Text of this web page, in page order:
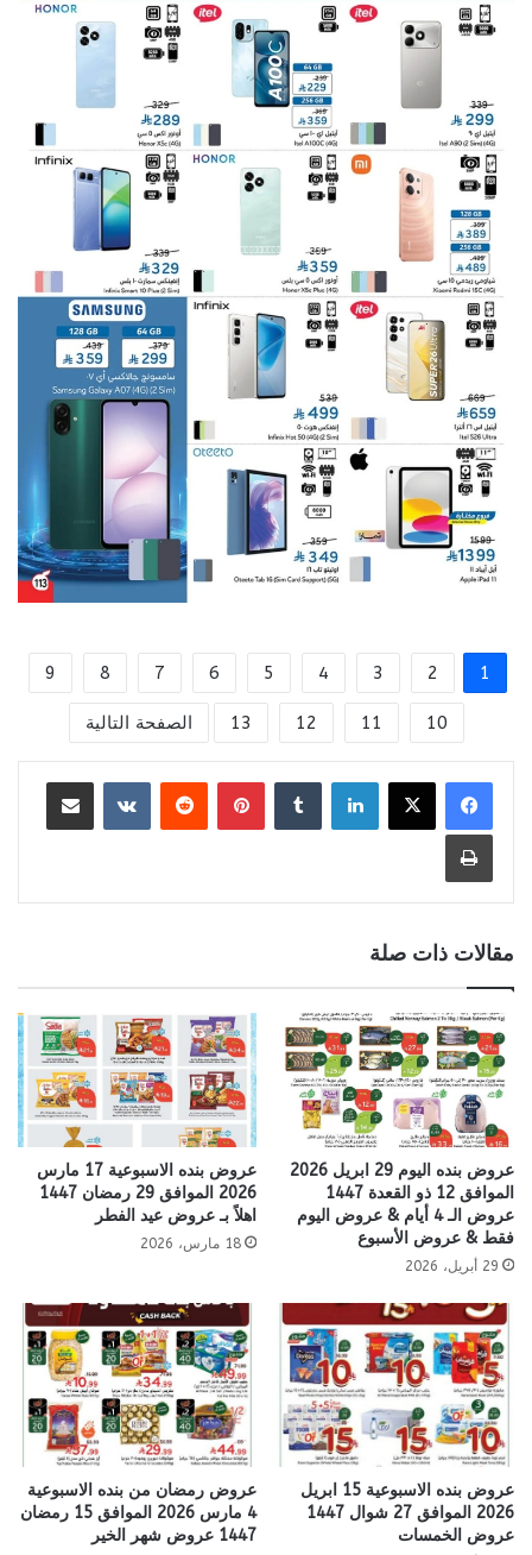
1
2
3
4
5
6
7
8
9
10
11
12
13 الصفحة التالية
لينكدإن بينتيريست مشاركة عبر البريد
طباعة
مقالات ذات صلة
عروض بنده اليوم 29 ابريل 2026
الموافق 12 ذو القعدة 1447
عروض الـ 4 أيام & عروض اليوم
فقط & عروض الأسبوع
29 أبريل، 2026
عروض بنده الاسبوعية 17 مارس
2026 الموافق 29 رمضان 1447
اهلاً بـ عروض عيد الفطر
18 مارس، 2026
عروض بنده الاسبوعية 15 ابريل
2026 الموافق 27 شوال 1447
عروض الخمسات
عروض رمضان من بنده الاسبوعية
4 مارس 2026 الموافق 15 رمضان
1447 عروض شهر الخير